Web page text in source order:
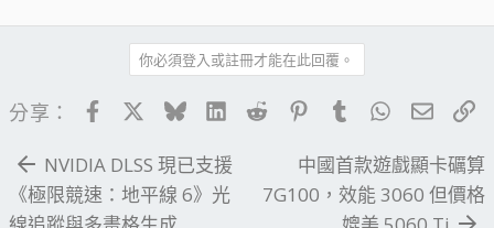
你必須登入或註冊才能在此回覆。
分享： FacebookBlueskyLinkedIn
Reddit PinterestTumblrWhatsApp
電子
NVIDIA DLSS 現已支援
《極限競速：地平線 6》光
中國首款遊戲顯卡礪算
7G100，效能 3060 但價格